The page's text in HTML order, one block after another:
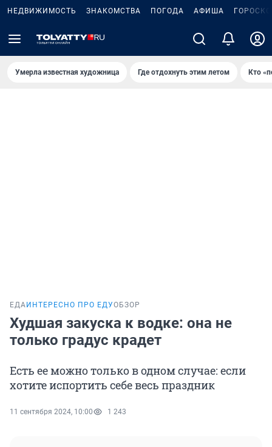
НЕДВИЖИМОСТЬ ЗНАКОМСТВА ПОГОДА АФИША
Умерла известная художница Где отдохнуть этим летом Кто
ЕДА ИНТЕРЕСНО ПРО ЕДУОБЗОР
Худшая закуска к водке: она не
только градус крадет
Есть ее можно только в одном случае: если
хотите испортить себе весь праздник
11 сентября 2024, 10:00 1 243